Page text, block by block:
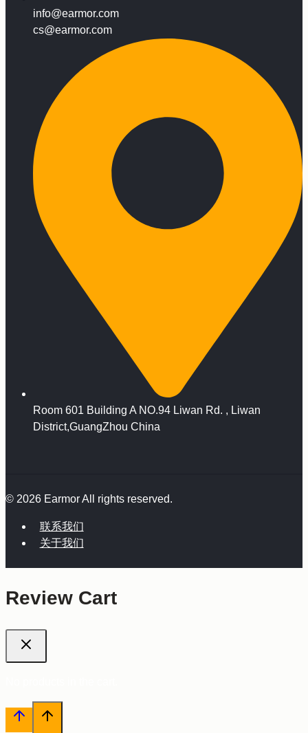
info@earmor.com
cs@earmor.com
Room 601 Building A NO.94 Liwan Rd. , Liwan
District,GuangZhou China
© 2026 Earmor All rights reserved.
联系我们
关于我们
Review Cart